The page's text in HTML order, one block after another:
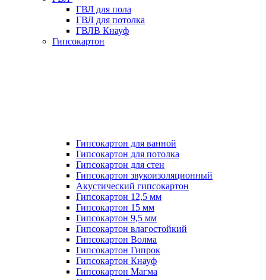
ГВЛ для пола
ГВЛ для потолка
ГВЛВ Кнауф
Гипсокартон
Гипсокартон для ванной
Гипсокартон для потолка
Гипсокартон для стен
Гипсокартон звукоизоляционный
Акустический гипсокартон
Гипсокартон 12,5 мм
Гипсокартон 15 мм
Гипсокартон 9,5 мм
Гипсокартон влагостойкий
Гипсокартон Волма
Гипсокартон Гипрок
Гипсокартон Кнауф
Гипсокартон Магма